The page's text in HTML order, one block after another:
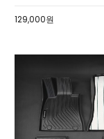
129,000원